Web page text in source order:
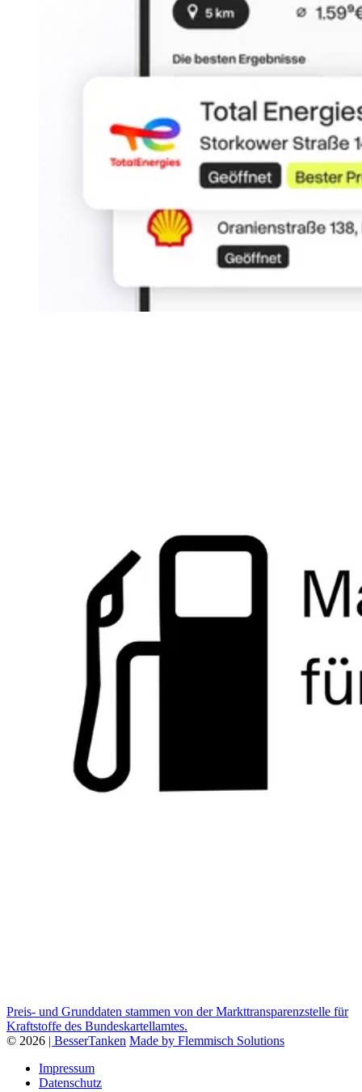
Preis- und Grunddaten stammen von der Markttransparenzstelle für
Kraftstoffe des Bundeskartellamtes.
© 2026 | BesserTanken Made by Flemmisch Solutions
Impressum
Datenschutz